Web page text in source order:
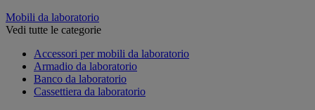
Mobili da laboratorio
Vedi tutte le categorie
Accessori per mobili da laboratorio
Armadio da laboratorio
Banco da laboratorio
Cassettiera da laboratorio